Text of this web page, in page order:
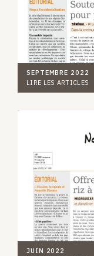
SEPTEMBRE 2022
LIRE LES ARTICLES
JUIN 2022